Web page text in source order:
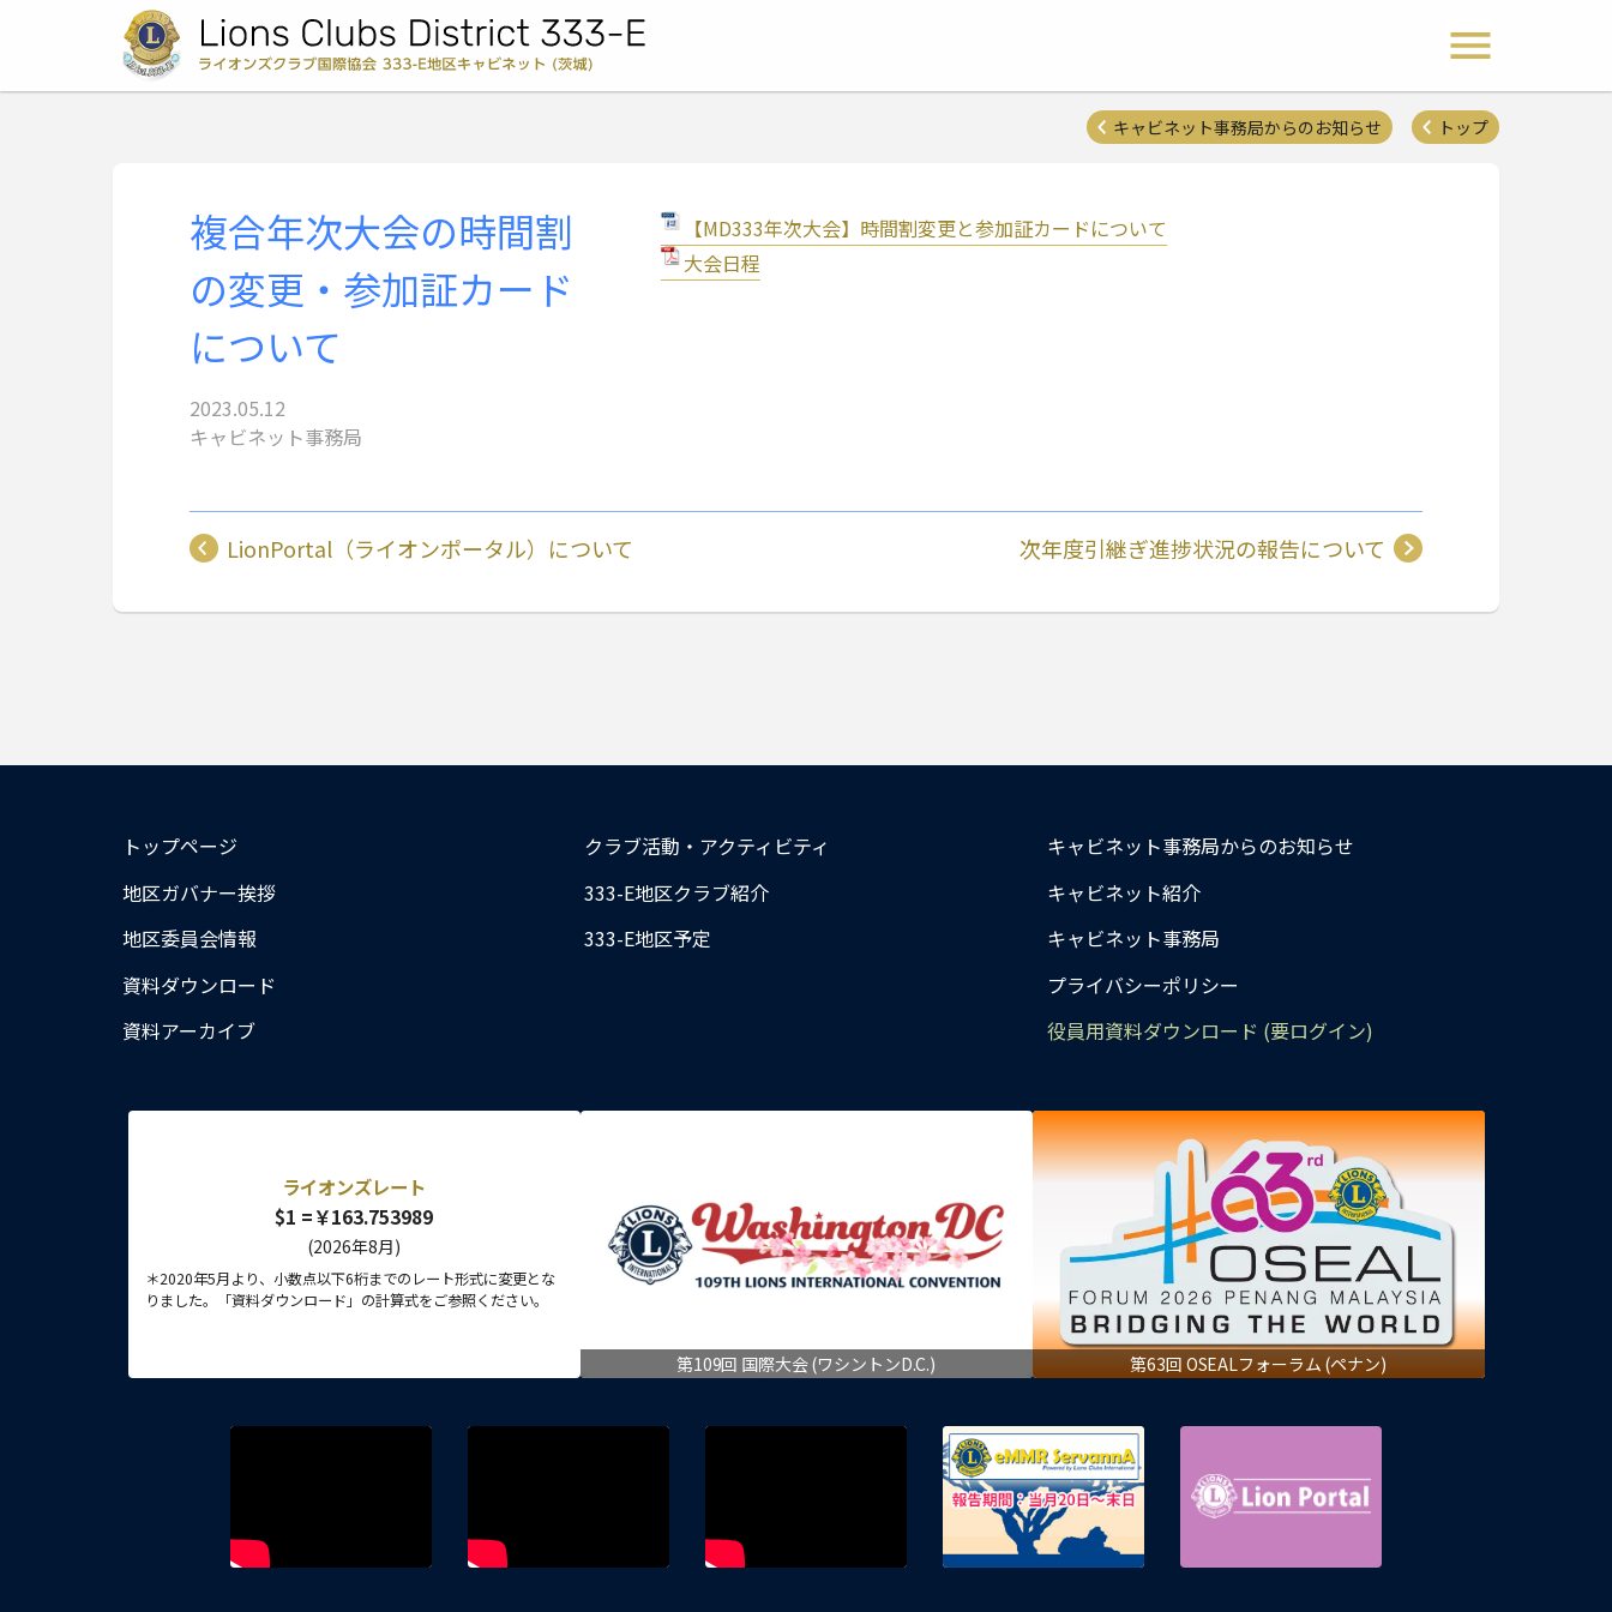
トップ
キャビネット事務局からのお知らせ
複合年次大会の時間割
の変更・参加証カード
について
2023.05.12
キャビネット事務局
【MD333年次大会】時間割変更と参加証カードについて
大会日程
LionPortal（ライオンポータル）について 次年度引継ぎ進捗状況の報告について
トップページ
地区ガバナー挨拶
地区委員会情報
資料ダウンロード
資料アーカイブ
クラブ活動・アクティビティ
333-E地区クラブ紹介
333-E地区予定
キャビネット事務局からのお知らせ
キャビネット紹介
キャビネット事務局
プライバシーポリシー
役員用資料ダウンロード (要ログイン)
ライオンズレート
$1 =￥163.753989
(2026年8月)
＊2020年5月より、小数点以下6桁までのレート形式に変更とな
りました。「資料ダウンロード」の計算式をご参照ください。
第109回 国際大会 (ワシントンD.C.) 第63回 OSEALフォーラム (ペナン)